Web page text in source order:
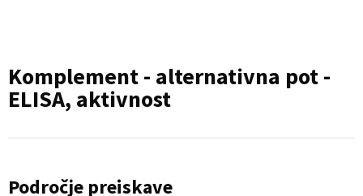
Komplement - alternativna pot -
ELISA, aktivnost
Področje preiskave